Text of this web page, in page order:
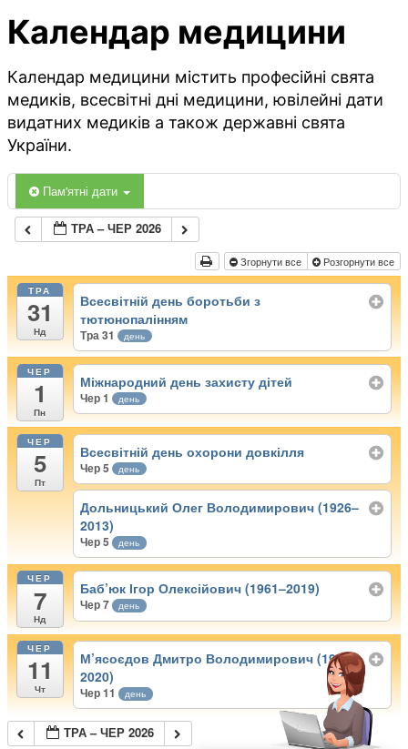
Календар медицини
Календар медицини містить професійні свята
медиків, всесвітні дні медицини, ювілейні дати
видатних медиків а також державні свята
України.
Пам'ятні дати
ТРА – ЧЕР 2026
Згорнути все Розгорнути все
ТРА
31
Нд
Всесвітній день боротьби з
тютюнопалінням
Тра 31 день
ЧЕР
1
Пн
Міжнародний день захисту дітей
Чер 1 день
ЧЕР
5
Пт
Всесвітній день охорони довкілля
Чер 5 день
Дольницький Олег Володимирович (1926–
2013)
Чер 5 день
ЧЕР
7
Нд
Баб’юк Ігор Олексійович (1961–2019)
Чер 7 день
ЧЕР
11
Чт
М’ясоєдов Дмитро Володимирович (1931–
2020)
Чер 11 день
ТРА – ЧЕР 2026